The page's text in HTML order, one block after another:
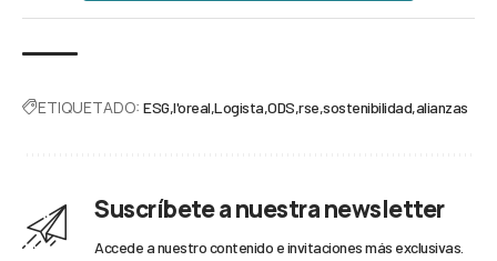
ETIQUETADO: ESG l'oreal Logista ODS rse sostenibilidad alianzas
Suscríbete a nuestra newsletter
Accede a nuestro contenido e invitaciones más exclusivas.